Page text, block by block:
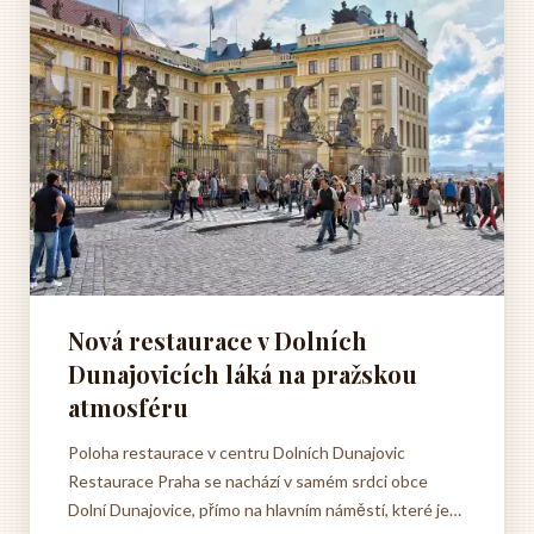
Nová restaurace v Dolních
Dunajovicích láká na pražskou
atmosféru
Poloha restaurace v centru Dolních Dunajovic
Restaurace Praha se nachází v samém srdci obce
Dolní Dunajovice, přímo na hlavním náměstí, které je